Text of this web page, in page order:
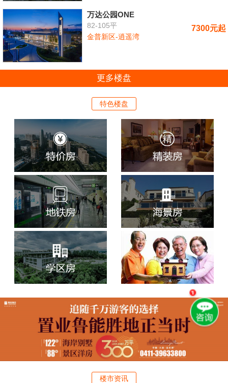
万达公园ONE
82-105平
金普新区-逍遥湾
7300元起
更多楼盘
特色楼盘
楼市资讯